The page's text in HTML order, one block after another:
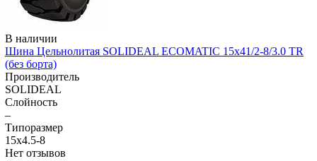
В наличии
Шина Цельнолитая SOLIDEAL ECOMATIC 15x41/2-8/3.0 TR
(без борта)
Производитель
SOLIDEAL
Слойность
–
Типоразмер
15x4.5-8
Нет отзывов